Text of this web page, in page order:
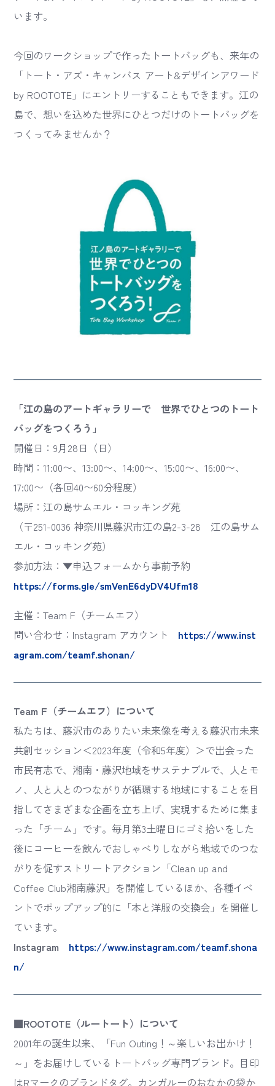
います。
今回のワークショップで作ったトートバッグも、来年の
「トート・アズ・キャンバス アート&デザインアワード
by ROOTOTE」にエントリーすることもできます。江の
島で、想いを込めた世界にひとつだけのトートバッグを
つくってみませんか？
「江の島のアートギャラリーで 世界でひとつのトート
バッグをつくろう」
開催日：9月28日（日）
時間：11:00〜、13:00〜、14:00〜、15:00〜、16:00〜、
17:00〜（各回40〜60分程度）
場所：江の島サムエル・コッキング苑
（〒251-0036 神奈川県藤沢市江の島2-3-28 江の島サム
エル・コッキング苑）
参加方法：▼申込フォームから事前予約
https://forms.gle/smVenE6dyDV4Ufm18
主催：Team F（チームエフ）
問い合わせ：Instagram アカウント https://www.inst
agram.com/teamf.shonan/
Team F（チームエフ）について
私たちは、藤沢市のありたい未来像を考える藤沢市未来
共創セッション＜2023年度（令和5年度）＞で出会った
市民有志で、湘南・藤沢地域をサステナブルで、人とモ
ノ、人と人とのつながりが循環する地域にすることを目
指してさまざまな企画を立ち上げ、実現するために集ま
った「チーム」です。毎月第3土曜日にゴミ拾いをした
後にコーヒーを飲んでおしゃべりしながら地域でのつな
がりを促すストリートアクション「Clean up and
Coffee Club湘南藤沢」を開催しているほか、各種イベ
ントでポップアップ的に「本と洋服の交換会」を開催し
ています。
Instagram https://www.instagram.com/teamf.shona
n/
■ROOTOTE（ルートート）について
2001年の誕生以来、「Fun Outing！～楽しいお出かけ！
～」をお届けしているトートバッグ専門ブランド。目印
はRマークのブランドタグ。カンガルーのおなかの袋か